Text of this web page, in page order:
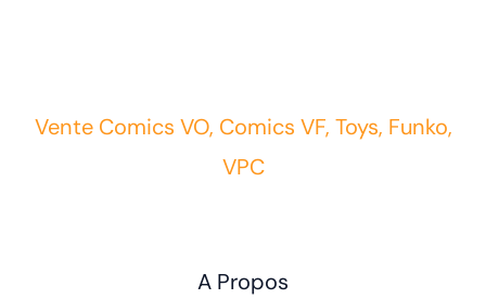
Vente Comics VO, Comics VF, Toys, Funko,
VPC
A Propos